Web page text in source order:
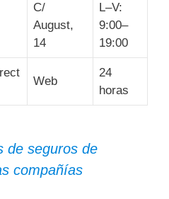
C/
August,
14
L–V:
9:00–
19:00
Web
24
horas
de seguros de
compañías